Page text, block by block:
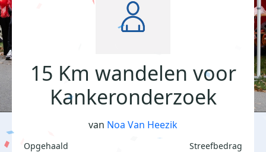
15 Km wandelen voor
Kankeronderzoek
van Noa Van Heezik
Opgehaald Streefbedrag